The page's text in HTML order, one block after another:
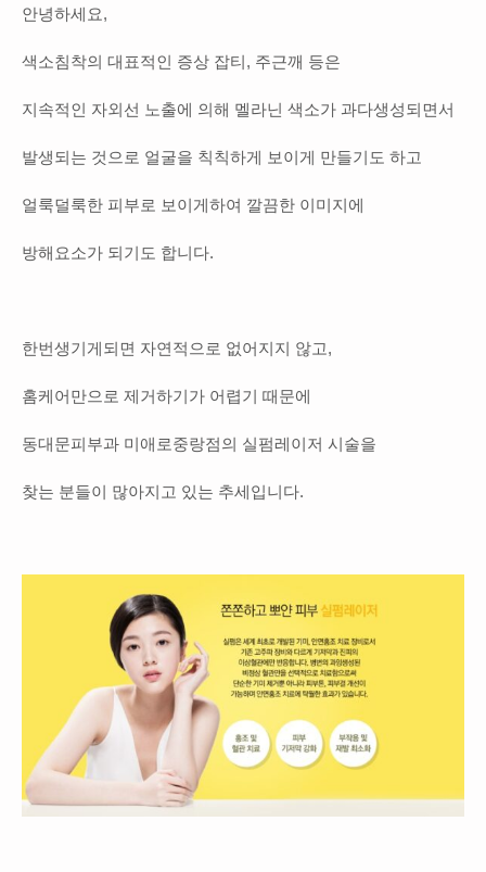
안녕하세요,
색소침착의 대표적인 증상 잡티, 주근깨 등은
지속적인 자외선 노출에 의해 멜라닌 색소가 과다생성되면서
발생되는 것으로 얼굴을 칙칙하게 보이게 만들기도 하고
얼룩덜룩한 피부로 보이게하여 깔끔한 이미지에
방해요소가 되기도 합니다.
한번생기게되면 자연적으로 없어지지 않고,
홈케어만으로 제거하기가 어렵기 때문에
동대문피부과 미애로중랑점의 실펌레이저 시술을
찾는 분들이 많아지고 있는 추세입니다.